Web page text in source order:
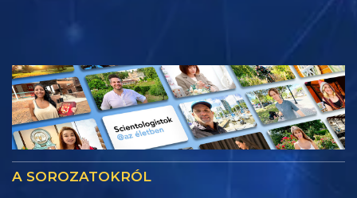
A SOROZATOKRÓL